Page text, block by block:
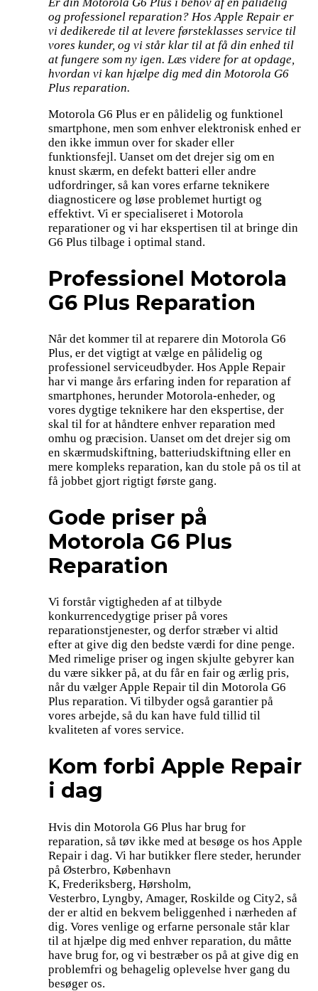
og professionel reparation? Hos Apple Repair er
vi dedikerede til at levere førsteklasses service til
vores kunder, og vi står klar til at få din enhed til
at fungere som ny igen. Læs videre for at opdage,
hvordan vi kan hjælpe dig med din Motorola G6
Plus reparation.
Motorola G6 Plus er en pålidelig og funktionel
smartphone, men som enhver elektronisk enhed er
den ikke immun over for skader eller
funktionsfejl. Uanset om det drejer sig om en
knust skærm, en defekt batteri eller andre
udfordringer, så kan vores erfarne teknikere
diagnosticere og løse problemet hurtigt og
effektivt. Vi er specialiseret i Motorola
reparationer og vi har ekspertisen til at bringe din
G6 Plus tilbage i optimal stand.
Professionel Motorola
G6 Plus Reparation
Når det kommer til at reparere din Motorola G6
Plus, er det vigtigt at vælge en pålidelig og
professionel serviceudbyder. Hos Apple Repair
har vi mange års erfaring inden for reparation af
smartphones, herunder Motorola-enheder, og
vores dygtige teknikere har den ekspertise, der
skal til for at håndtere enhver reparation med
omhu og præcision. Uanset om det drejer sig om
en skærmudskiftning, batteriudskiftning eller en
mere kompleks reparation, kan du stole på os til at
få jobbet gjort rigtigt første gang.
Gode priser på
Motorola G6 Plus
Reparation
Vi forstår vigtigheden af at tilbyde
konkurrencedygtige priser på vores
reparationstjenester, og derfor stræber vi altid
efter at give dig den bedste værdi for dine penge.
Med rimelige priser og ingen skjulte gebyrer kan
du være sikker på, at du får en fair og ærlig pris,
når du vælger Apple Repair til din Motorola G6
Plus reparation. Vi tilbyder også garantier på
vores arbejde, så du kan have fuld tillid til
kvaliteten af vores service.
Kom forbi Apple Repair
i dag
Hvis din Motorola G6 Plus har brug for
reparation, så tøv ikke med at besøge os hos Apple
Repair i dag. Vi har butikker flere steder, herunder
på Østerbro, København
K, Frederiksberg, Hørsholm,
Vesterbro, Lyngby, Amager, Roskilde og City2, så
der er altid en bekvem beliggenhed i nærheden af
dig. Vores venlige og erfarne personale står klar
til at hjælpe dig med enhver reparation, du måtte
have brug for, og vi bestræber os på at give dig en
problemfri og behagelig oplevelse hver gang du
besøger os.